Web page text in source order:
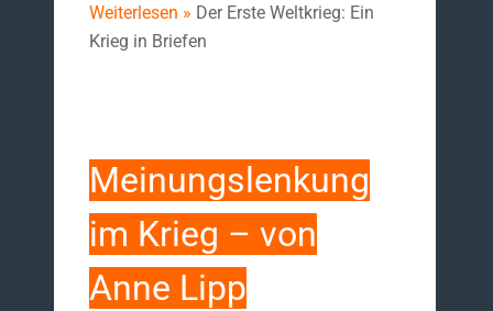
Weiterlesen » Der Erste Weltkrieg: Ein
Krieg in Briefen
Meinungslenkung
im Krieg – von
Anne Lipp